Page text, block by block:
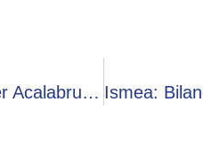
Leucemia Linfatica Cronica, Rimborso Per Acalabrutinib Con Venetoclax In Prima Linea